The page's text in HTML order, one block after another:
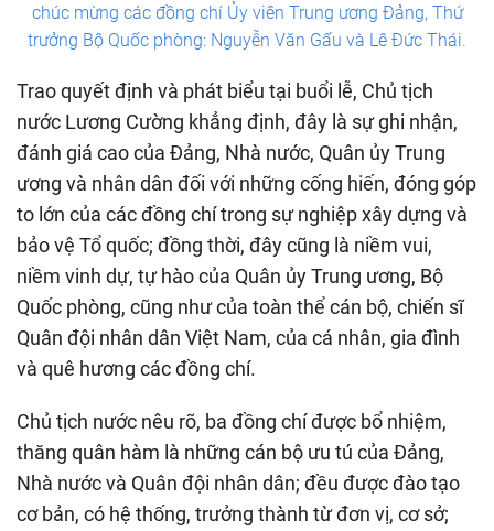
chúc mừng các đồng chí Ủy viên Trung ương Đảng, Thứ
trưởng Bộ Quốc phòng: Nguyễn Văn Gấu và Lê Đức Thái.
Trao quyết định và phát biểu tại buổi lễ, Chủ tịch
nước Lương Cường khẳng định, đây là sự ghi nhận,
đánh giá cao của Đảng, Nhà nước, Quân ủy Trung
ương và nhân dân đối với những cống hiến, đóng góp
to lớn của các đồng chí trong sự nghiệp xây dựng và
bảo vệ Tổ quốc; đồng thời, đây cũng là niềm vui,
niềm vinh dự, tự hào của Quân ủy Trung ương, Bộ
Quốc phòng, cũng như của toàn thể cán bộ, chiến sĩ
Quân đội nhân dân Việt Nam, của cá nhân, gia đình
và quê hương các đồng chí.
Chủ tịch nước nêu rõ, ba đồng chí được bổ nhiệm,
thăng quân hàm là những cán bộ ưu tú của Đảng,
Nhà nước và Quân đội nhân dân; đều được đào tạo
cơ bản, có hệ thống, trưởng thành từ đơn vị, cơ sở;